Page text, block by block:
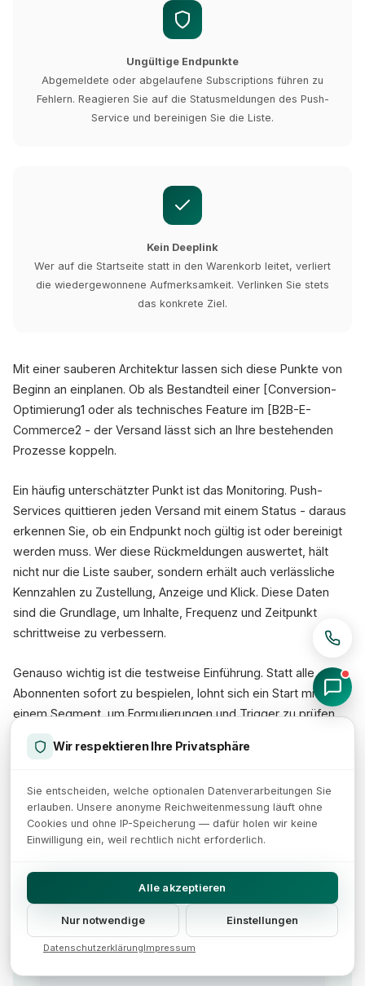
Ungültige Endpunkte
Abgemeldete oder abgelaufene Subscriptions führen zu
Fehlern. Reagieren Sie auf die Statusmeldungen des Push-
Service und bereinigen Sie die Liste.
Kein Deeplink
Wer auf die Startseite statt in den Warenkorb leitet, verliert
die wiedergewonnene Aufmerksamkeit. Verlinken Sie stets
das konkrete Ziel.
Mit einer sauberen Architektur lassen sich diese Punkte von
Beginn an einplanen. Ob als Bestandteil einer [Conversion-
Optimierung1 oder als technisches Feature im [B2B-E-
Commerce2 - der Versand lässt sich an Ihre bestehenden
Prozesse koppeln.
Ein häufig unterschätzter Punkt ist das Monitoring. Push-
Services quittieren jeden Versand mit einem Status - daraus
erkennen Sie, ob ein Endpunkt noch gültig ist oder bereinigt
werden muss. Wer diese Rückmeldungen auswertet, hält
nicht nur die Liste sauber, sondern erhält auch verlässliche
Kennzahlen zu Zustellung, Anzeige und Klick. Diese Daten
sind die Grundlage, um Inhalte, Frequenz und Zeitpunkt
schrittweise zu verbessern.
Genauso wichtig ist die testweise Einführung. Statt alle
Abonnenten sofort zu bespielen, lohnt sich ein Start mit
einem Segment, um Formulierungen und Trigger zu prüfen.
So sammeln Sie Erfahrungswerte zur passenden Frequenz,
bevor Sie den Kanal breit ausrollen. Dieses schrittweise
Projekten, um Inhalte und Frequenz fundiert einzustellen.
aussehen:
Wir respektieren Ihre Privatsphäre
Sie entscheiden, welche optionalen Datenverarbeitungen Sie
erlauben. Unsere anonyme Reichweitenmessung läuft ohne
Cookies und ohne IP-Speicherung — dafür holen wir keine
Einwilligung ein, weil rechtlich nicht erforderlich.
Alle akzeptieren
Nur notwendige Einstellungen
DatenschutzerklärungImpressum